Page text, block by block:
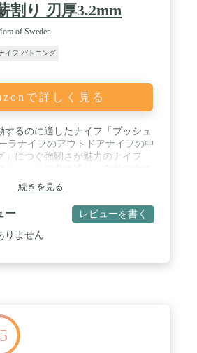
割り 刃厚3.2mm
of Sweden
イフ バトニング
で詳しく見る
するのに適したナイフ「ブッシュ
ラナイフのアウトドアナイフの中
」につぐ強靭さが魅力のナイフ
識や技術を身に付け、自然を理解
クラフトの考え方を元にデザイン
バイバルキット付属のカーボンス
ッシュクラフトシリーズの中で
モデルです。3.2mmと厚みを持た
なせる、マルチなモデルとなっ
品質で切れ味抜群のカーボンスチ
カンジナビアンエッジでグライン
続きを見る
ー レビューを書く
りません